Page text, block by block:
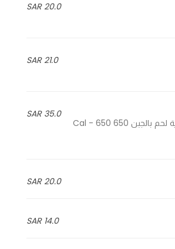
20.0 SAR
21.0 SAR
35.0 SAR
7 Pieces of mini bites stuffed with beef and cheese - 7 قطع من الميني بايتس المحشية لحم بالجبن 650 Cal - 650
20.0 SAR
14.0 SAR